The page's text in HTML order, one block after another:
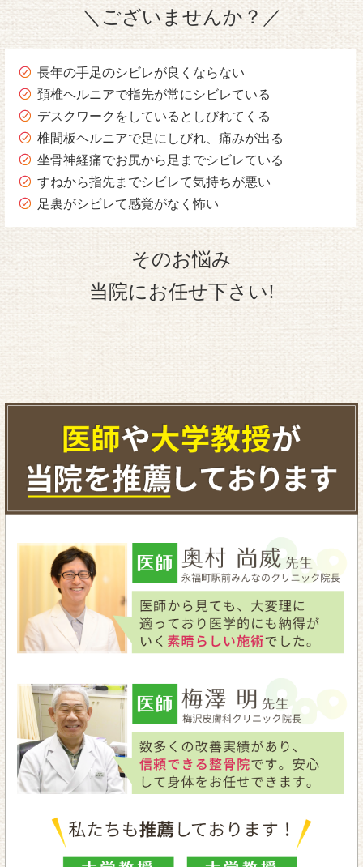
＼ございませんか？／
長年の手足のシビレが良くならない
頚椎ヘルニアで指先が常にシビレている
デスクワークをしているとしびれてくる
椎間板ヘルニアで足にしびれ、痛みが出る
坐骨神経痛でお尻から足までシビレている
すねから指先までシビレて気持ちが悪い
足裏がシビレて感覚がなく怖い
そのお悩み
当院にお任せ下さい!